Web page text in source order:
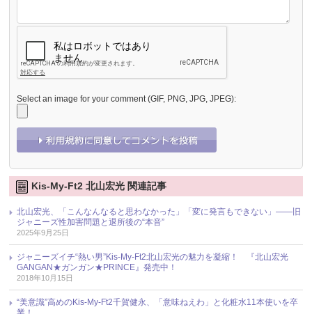
Select an image for your comment (GIF, PNG, JPG, JPEG):
Kis-My-Ft2 北山宏光 関連記事
北山宏光、「こんなんなると思わなかった」「変に発言もできない」――旧
ジャニーズ性加害問題と退所後の“本音”
2025年9月25日
ジャニーズイチ“熱い男”Kis-My-Ft2北山宏光の魅力を凝縮！ 『北山宏光
GANGAN★ガンガン★PRINCE』発売中！
2018年10月15日
“美意識”高めのKis-My-Ft2千賀健永、「意味ねえわ」と化粧水11本使いを卒